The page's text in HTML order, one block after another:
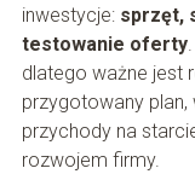
inwestycje: sprzęt,
testowanie oferty
dlatego ważne jest
przygotowany plan,
przychody na
rozwojem firmy.